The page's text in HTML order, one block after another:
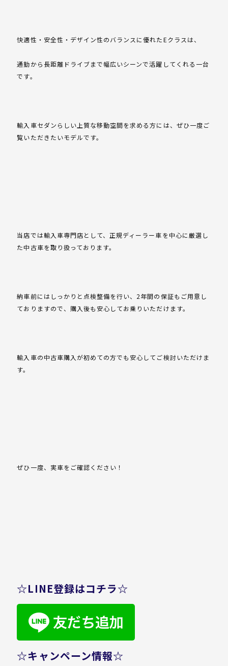
快適性・安全性・デザイン性のバランスに優れたEクラスは、
通勤から長距離ドライブまで幅広いシーンで活躍してくれる一台
です。
輸入車セダンらしい上質な移動空間を求める方には、ぜひ一度ご
覧いただきたいモデルです。
当店では輸入車専門店として、正規ディーラー車を中心に厳選し
た中古車を取り扱っております。
納車前にはしっかりと点検整備を行い、2年間の保証もご用意し
ておりますので、購入後も安心してお乗りいただけます。
輸入車の中古車購入が初めての方でも安心してご検討いただけま
す。
ぜひ一度、実車をご確認ください！
☆LINE登録はコチラ☆
☆キャンペーン情報☆